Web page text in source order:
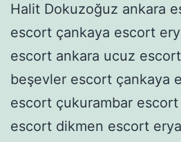
Halit Dokuzoğuz ankara
escort çankaya escort
escort ankara ucuz
beşevler escort çankaya
escort çukurambar
escort dikmen escort